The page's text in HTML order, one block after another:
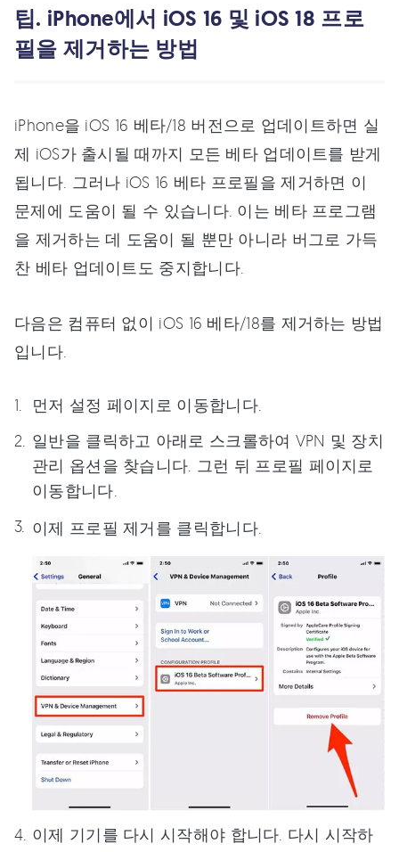
팁. iPhone에서 iOS 16 및 iOS 18 프로
필을 제거하는 방법
iPhone을 iOS 16 베타/18 버전으로 업데이트하면 실
제 iOS가 출시될 때까지 모든 베타 업데이트를 받게
됩니다. 그러나 iOS 16 베타 프로필을 제거하면 이
문제에 도움이 될 수 있습니다. 이는 베타 프로그램
을 제거하는 데 도움이 될 뿐만 아니라 버그로 가득
찬 베타 업데이트도 중지합니다.
다음은 컴퓨터 없이 iOS 16 베타/18를 제거하는 방법
입니다.
먼저 설정 페이지로 이동합니다.
일반을 클릭하고 아래로 스크롤하여 VPN 및 장치
관리 옵션을 찾습니다. 그런 뒤 프로필 페이지로
이동합니다.
이제 프로필 제거를 클릭합니다.
이제 기기를 다시 시작해야 합니다. 다시 시작하